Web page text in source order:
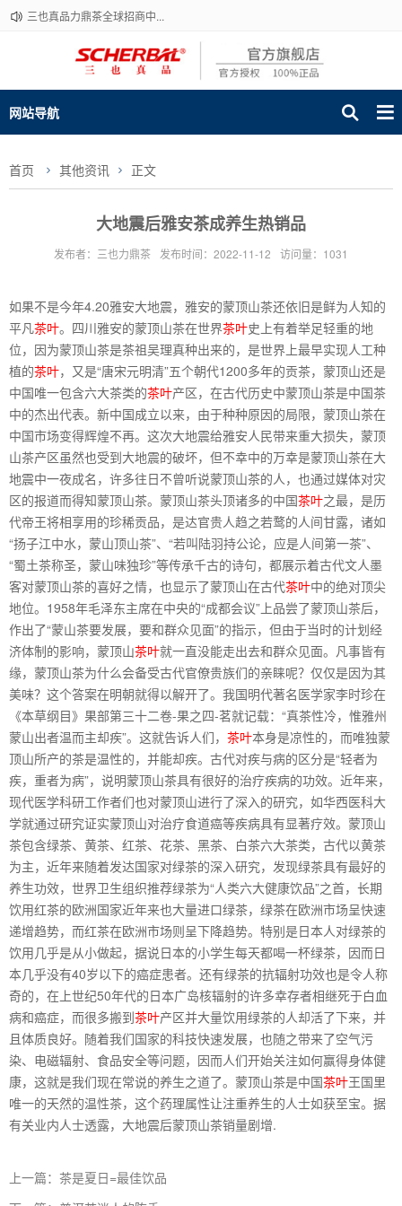
三也真品力鼎茶全球招商中...
网站导航
首页 其他资讯 正文
大地震后雅安茶成养生热销品
发布者：三也力鼎茶 发布时间：2022-11-12 访问量：1031
如果不是今年4.20雅安大地震，雅安的蒙顶山茶还依旧是鲜为人知的
平凡茶叶。四川雅安的蒙顶山茶在世界茶叶史上有着举足轻重的地
位，因为蒙顶山茶是茶祖吴理真种出来的，是世界上最早实现人工种
植的茶叶，又是“唐宋元明清”五个朝代1200多年的贡茶，蒙顶山还是
中国唯一包含六大茶类的茶叶产区，在古代历史中蒙顶山茶是中国茶
中的杰出代表。新中国成立以来，由于种种原因的局限，蒙顶山茶在
中国市场变得辉煌不再。这次大地震给雅安人民带来重大损失，蒙顶
山茶产区虽然也受到大地震的破坏，但不幸中的万幸是蒙顶山茶在大
地震中一夜成名，许多往日不曾听说蒙顶山茶的人，也通过媒体对灾
区的报道而得知蒙顶山茶。蒙顶山茶头顶诸多的中国茶叶之最，是历
代帝王将相享用的珍稀贡品，是达官贵人趋之若鹜的人间甘露，诸如
“扬子江中水，蒙山顶山茶”、“若叫陆羽持公论，应是人间第一茶”、
“蜀土茶称圣，蒙山味独珍”等传承千古的诗句，都展示着古代文人墨
客对蒙顶山茶的喜好之情，也显示了蒙顶山在古代茶叶中的绝对顶尖
地位。1958年毛泽东主席在中央的“成都会议”上品尝了蒙顶山茶后，
作出了“蒙山茶要发展，要和群众见面”的指示，但由于当时的计划经
济体制的影响，蒙顶山茶叶就一直没能走出去和群众见面。凡事皆有
缘，蒙顶山茶为什么会备受古代官僚贵族们的亲睐呢？仅仅是因为其
美味？这个答案在明朝就得以解开了。我国明代著名医学家李时珍在
《本草纲目》果部第三十二卷-果之四-茗就记载：“真茶性冷，惟雅州
蒙山出者温而主却疾”。这就告诉人们， 茶叶本身是凉性的，而唯独蒙
顶山所产的茶是温性的，并能却疾。古代对疾与病的区分是“轻者为
疾，重者为病”，说明蒙顶山茶具有很好的治疗疾病的功效。近年来，
现代医学科研工作者们也对蒙顶山进行了深入的研究，如华西医科大
学就通过研究证实蒙顶山对治疗食道癌等疾病具有显著疗效。蒙顶山
茶包含绿茶、黄茶、红茶、花茶、黑茶、白茶六大茶类，古代以黄茶
为主，近年来随着发达国家对绿茶的深入研究，发现绿茶具有最好的
养生功效，世界卫生组织推荐绿茶为“人类六大健康饮品”之首，长期
饮用红茶的欧洲国家近年来也大量进口绿茶，绿茶在欧洲市场呈快速
递增趋势，而红茶在欧洲市场则呈下降趋势。特别是日本人对绿茶的
饮用几乎是从小做起，据说日本的小学生每天都喝一杯绿茶，因而日
本几乎没有40岁以下的癌症患者。还有绿茶的抗辐射功效也是令人称
奇的，在上世纪50年代的日本广岛核辐射的许多幸存者相继死于白血
病和癌症，而很多搬到茶叶产区并大量饮用绿茶的人却活了下来，并
且体质良好。随着我们国家的科技快速发展，也随之带来了空气污
染、电磁辐射、食品安全等问题，因而人们开始关注如何赢得身体健
康，这就是我们现在常说的养生之道了。蒙顶山茶是中国茶叶王国里
唯一的天然的温性茶，这个药理属性让注重养生的人士如获至宝。据
有关业内人士透露，大地震后蒙顶山茶销量剧增.
上一篇：茶是夏日=最佳饮品